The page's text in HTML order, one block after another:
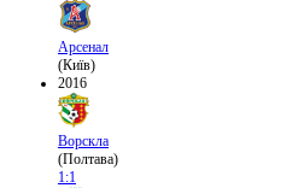
Арсенал
(Київ)
2016
Ворскла
(Полтава)
1:1